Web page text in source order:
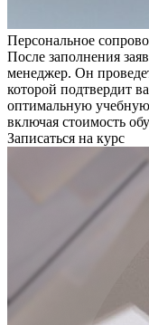
Персональное
После заполнения
менеджер. Он
которой подтвердит
оптимальную учебную
включая стоимость
Записаться на курс